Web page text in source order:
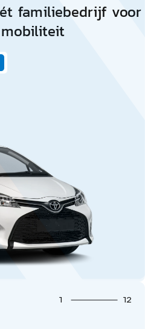
familiebedrijf voor
1 / 12